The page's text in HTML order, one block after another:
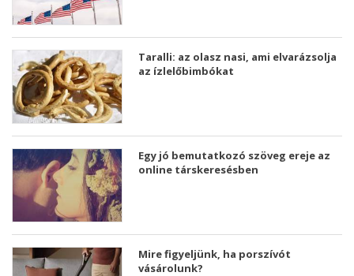
Taralli: az olasz nasi, ami elvarázsolja
az ízlelőbimbókat
Egy jó bemutatkozó szöveg ereje az
online társkeresésben
Mire figyeljünk, ha porszívót
vásárolunk?